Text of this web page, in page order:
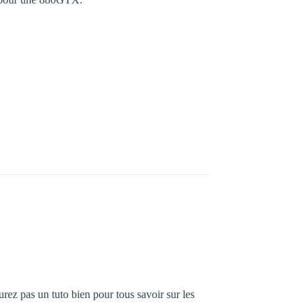
pas un tuto bien pour tous savoir sur les